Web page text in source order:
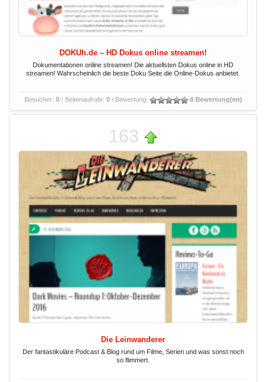
DOKUh.de – HD Dokus online streamen!
Dokumentationen online streamen! Die aktuellsten Dokus online in HD
streamen! Wahrscheinlich die beste Doku Seite die Online-Dokus anbietet.
Besucher: 0/ Seitenaufrufe: 0/ Bewertung: 8 Bewertung(en)
163
Die Leinwanderer
Der fantastikuläre Podcast & Blog rund um Filme, Serien und was sonst noch
so flimmert.